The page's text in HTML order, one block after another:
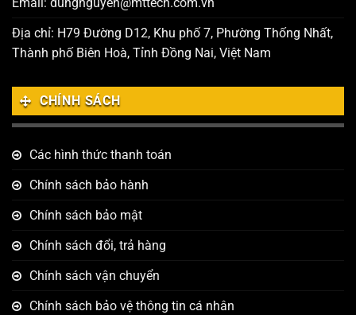
Địa chỉ: H79 Đường D12, Khu phố 7, Phường Thống Nhất,
Thành phố Biên Hoà, Tỉnh Đồng Nai, Việt Nam
CHÍNH SÁCH
Các hình thức thanh toán
Chính sách bảo hành
Chính sách bảo mật
Chính sách đổi, trả hàng
Chính sách vận chuyển
Chính sách bảo vệ thông tin cá nhân